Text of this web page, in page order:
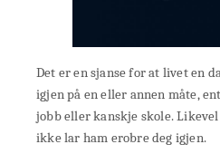
Det er en sjanse for at livet en
igjen på en eller annen måte,
jobb eller kanskje skole.
ikke lar ham erobre deg igjen.